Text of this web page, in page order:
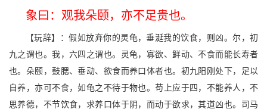
象曰：观我朵颐，亦不足贵也。
【玩辞】：假如放弃你的灵龟，垂涎我的饮食，则凶。尔，初
九之谓也。我，六四之谓也。灵龟，寡欲、鲜动、不食而能长寿者
也。朵颐，鼓腮、垂动、欲食而养口体者也。初九阳刚处下，足以
自养，亦可不食，如龟之不待于物也。苟上应于四，不能养人，不
思养德，不节饮食，求养口体于阴，而动于欲求，其道凶也。司马